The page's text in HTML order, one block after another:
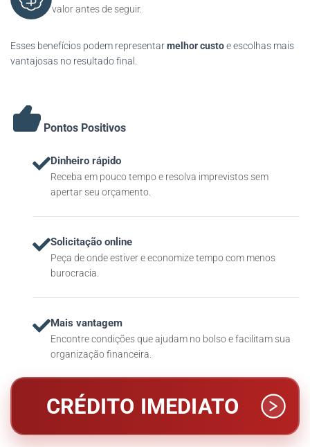
valor antes de seguir.
Esses benefícios podem representarmelhor custoe escolhas mais
vantajosas no resultado final.
Pontos Positivos
Dinheiro rápido
Receba em pouco tempo e resolva imprevistos sem
apertar seu orçamento.
Solicitação online
Peça de onde estiver e economize tempo com menos
burocracia.
Mais vantagem
Encontre condições que ajudam no bolso e facilitam sua
organização financeira.
CRÉDITO IMEDIATO